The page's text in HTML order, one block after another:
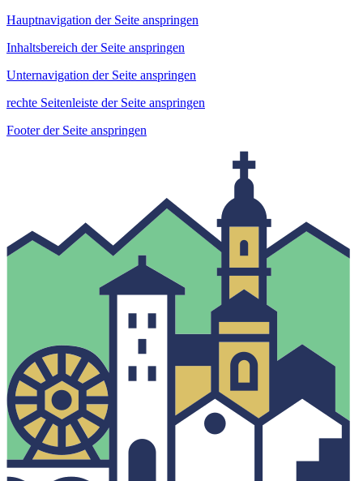
Hauptnavigation der Seite anspringen
Inhaltsbereich der Seite anspringen
Unternavigation der Seite anspringen
rechte Seitenleiste der Seite anspringen
Footer der Seite anspringen